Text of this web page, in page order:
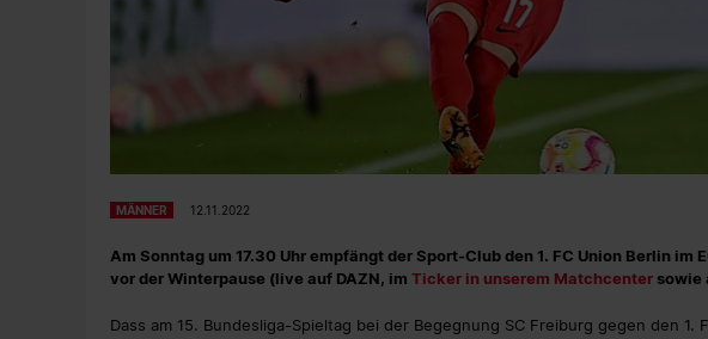
MÄNNER 12.11.2022
Am Sonntag um 17.30 Uhr empfängt der Sport-Club den 1. FC Union Berlin im
vor der Winterpause (live auf DAZN, im Ticker in unserem Matchcenter sowie
Dass am 15. Bundesliga-Spieltag bei der Begegnung SC Freiburg gegen den